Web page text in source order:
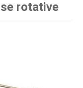
rotative